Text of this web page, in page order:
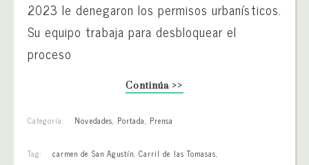
2023 le denegaron los permisos urbanísticos.
Su equipo trabaja para desbloquear el
proceso
Continúa >>
Categoría: Novedades, Portada, Prensa
Tag: carmen de San Agustín,Carril de las Tomasas,